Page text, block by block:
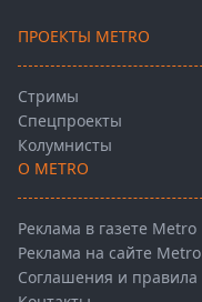
ПРОЕКТЫ METRO
Стримы
Спецпроекты
Колумнисты
О METRO
Реклама в газете Metro
Реклама на сайте Metro
Соглашения и правила